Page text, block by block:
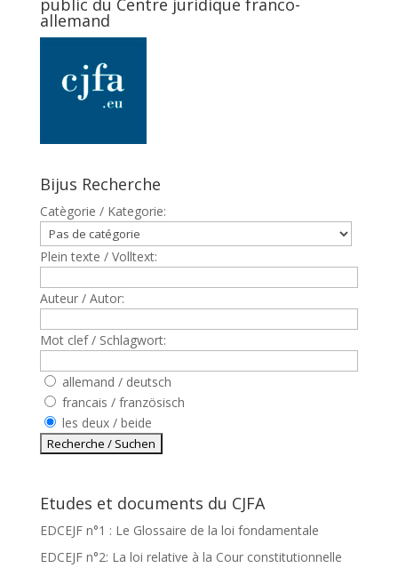
public du Centre juridique franco-
allemand
Bijus Recherche
Catègorie / Kategorie:
Plein texte / Volltext:
Auteur / Autor:
Mot clef / Schlagwort:
allemand / deutsch
francais / französisch
les deux / beide
Etudes et documents du CJFA
EDCEJF n°1 : Le Glossaire de la loi fondamentale
EDCEJF n°2: La loi relative à la Cour constitutionnelle